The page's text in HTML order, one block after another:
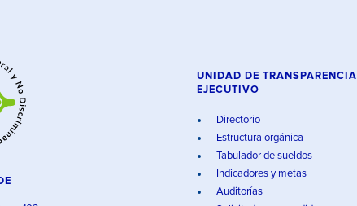
UNIDAD DE
EJECUTIVO
Directorio
Estructura orgánica
Tabulador de sueldos
Indicadores y metas
Auditorías